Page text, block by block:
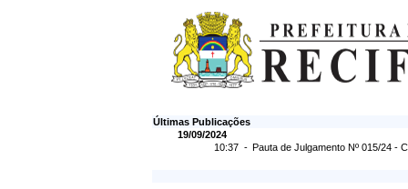
Últimas Publicações
19/09/2024
10:37 - Pauta de Julgamento Nº 015/24 -